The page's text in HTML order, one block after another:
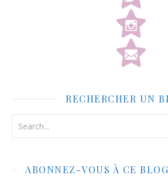
RECHERCHER UN
ABONNEZ-VOUS À CE